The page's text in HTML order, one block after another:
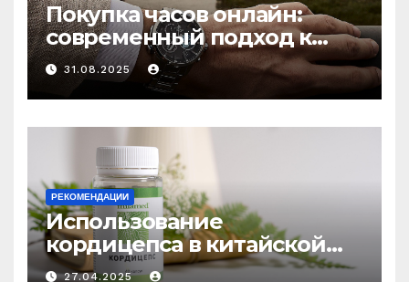
Покупка часов онлайн:
современный подход к
выбору аксессуаров
31.08.2025
РЕКОМЕНДАЦИИ
Использование
кордицепса в китайской
медицине: природное
27.04.2025